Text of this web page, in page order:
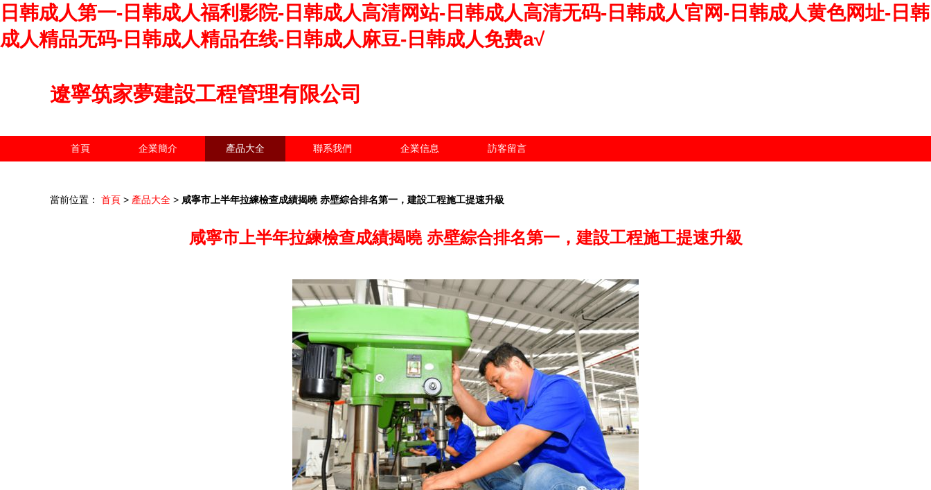
日韩成人第一-日韩成人福利影院-日韩成人高清网站-日韩成人高清无码-日韩成人官网-日韩成人黄色网址-日韩
成人精品无码-日韩成人精品在线-日韩成人麻豆-日韩成人免费a√
遼寧筑家夢建設工程管理有限公司
首頁 企業簡介 產品大全 聯系我們 企業信息 訪客留言
當前位置： 首頁 > 產品大全 > 咸寧市上半年拉練檢查成績揭曉 赤壁綜合排名第一，建設工程施工提速升級
咸寧市上半年拉練檢查成績揭曉 赤壁綜合排名第一，建設工程施工提速升級